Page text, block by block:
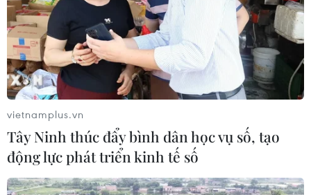
06/08/2026 16:21
Tây Ban Nha: 100 người thiệt mạng
trong vụ vượt biển ồ ạt vào Ceuta
Đức tuyên án chung thân đối tượng
gây vụ lao xe vào đám đông ở
vietnamplus.vn
Tây Ninh thúc đẩy bình dân học vụ số, tạo
động lực phát triển kinh tế số